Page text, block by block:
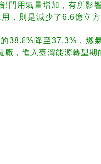
門用氣量增加，有所影
，則是減少了6.6億立
38.8%降至37.3%，燃
，進入臺灣能源轉型期